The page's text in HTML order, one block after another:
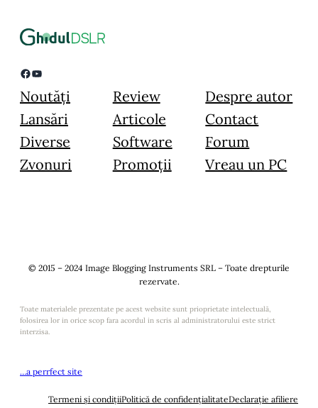
Facebook YouTube
Noutăți
Lansări
Diverse
Zvonuri
Review
Articole
Software
Promoții
Despre autor
Contact
Forum
Vreau un PC
© 2015 – 2024 Image Blogging Instruments SRL – Toate drepturile
rezervate.
Toate materialele prezentate pe acest website sunt prioprietate intelectuală,
folosirea lor in orice scop fara acordul in scris al administratorului este strict
interzisa.
…a perrfect site
Termeni și condițiiPolitică de confidențialitateDeclarație afiliere